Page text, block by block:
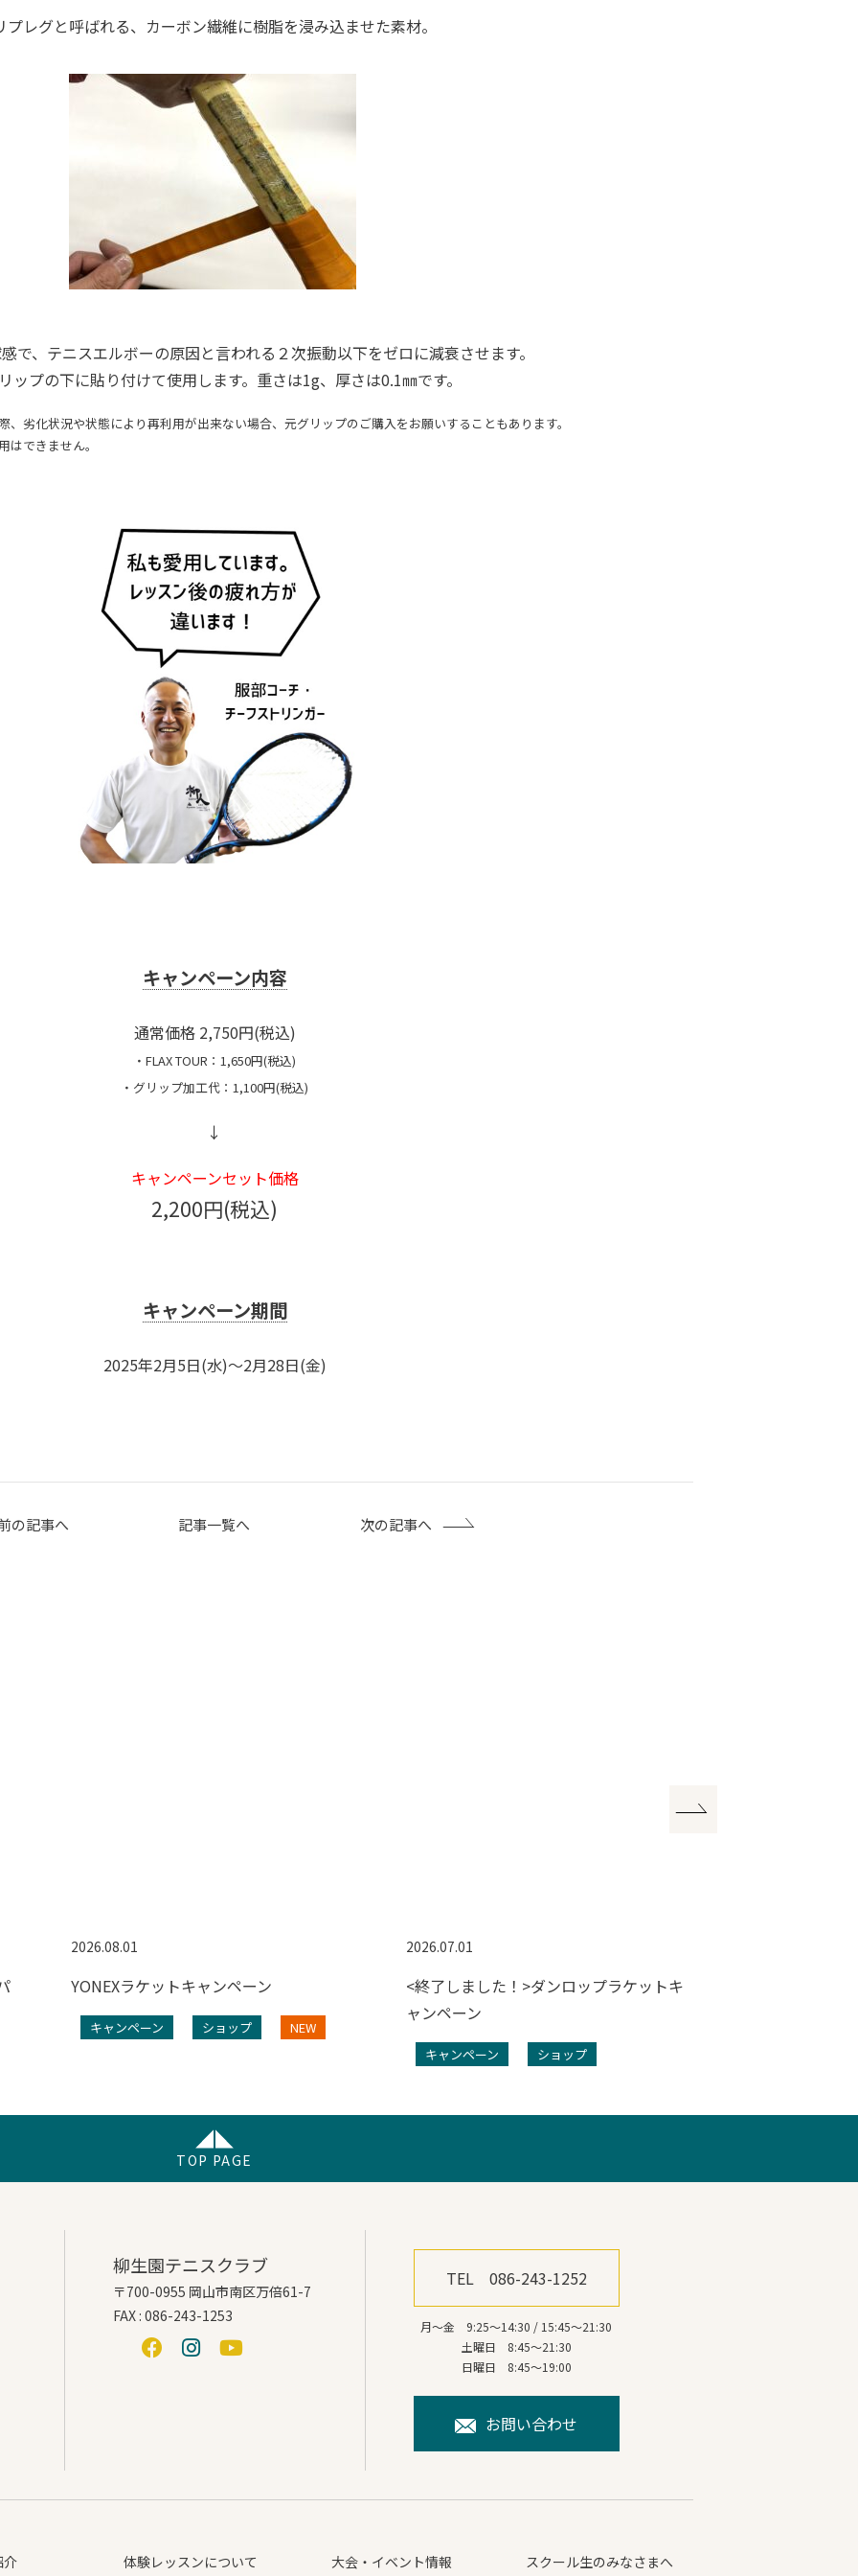
プレグと呼ばれる、カーボン繊維に樹脂を浸み込ませた素材。
で、テニスエルボーの原因と言われる２次振動以下をゼロに減衰させます。
ップの下に貼り付けて使用します。重さは1g、厚さは0.1㎜です。
、劣化状況や状態により再利用が出来ない場合、元グリップのご購入をお願いすることもあります。
はできません。
キャンペーン内容
通常価格 2,750円(税込)
・FLAX TOUR：1,650円(税込)
・グリップ加工代：1,100円(税込)
↓
キャンペーンセット価格
2,200円(税込)
キャンペーン期間
2025年2月5日(水)～2月28日(金)
の記事へ 記事一覧へ 次の記事へ
2026.08.01
YONEXラケットキャンペーン
キャンペーン ショップ NEW
2026.07.01
<終了しました！>ダンロップラケットキ
ャンペーン
キャンペーン ショップ
TOP PAGE
柳生園テニスクラブ
〒700-0955 岡山市南区万倍61-7
FAX : 086-243-1253
TEL 086-243-1252
月～金 9:25～14:30 / 15:45～21:30
土曜日 8:45～21:30
日曜日 8:45～19:00
お問い合わせ
介 体験レッスンについて 大会・イベント情報 スクール生のみなさまへ